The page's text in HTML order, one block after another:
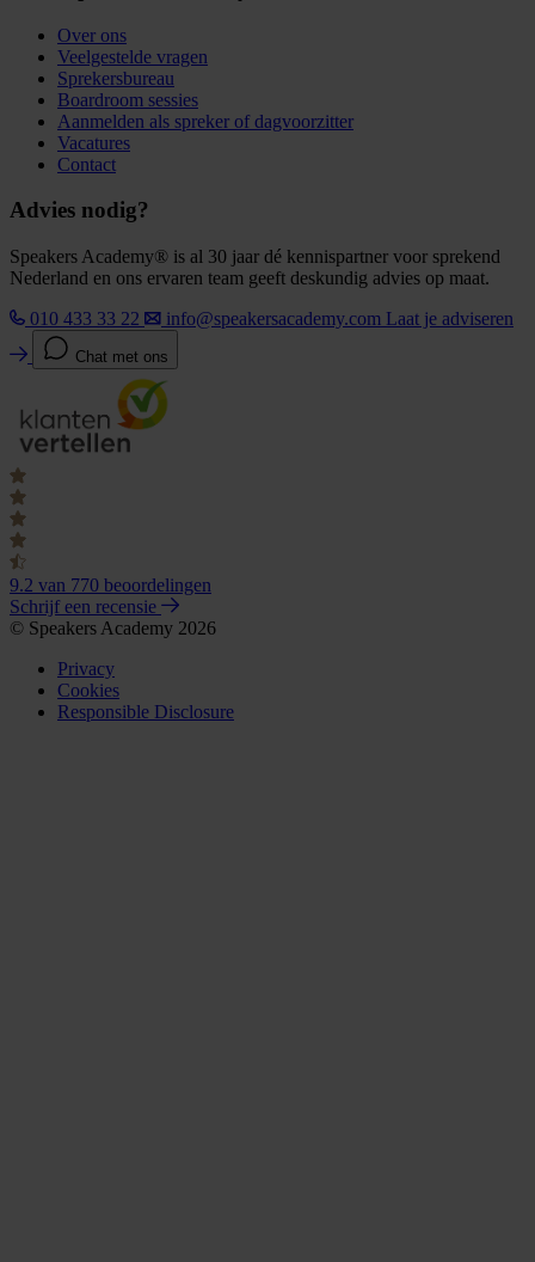
Over ons
Veelgestelde vragen
Sprekersbureau
Boardroom sessies
Aanmelden als spreker of dagvoorzitter
Vacatures
Contact
Advies nodig?
Speakers Academy® is al 30 jaar dé kennispartner voor sprekend
Nederland en ons ervaren team geeft deskundig advies op maat.
010 433 33 22
info@speakersacademy.com Laat je adviseren
Chat met ons
9.2 van 770 beoordelingen
Schrijf een recensie
© Speakers Academy 2026
Privacy
Cookies
Responsible Disclosure